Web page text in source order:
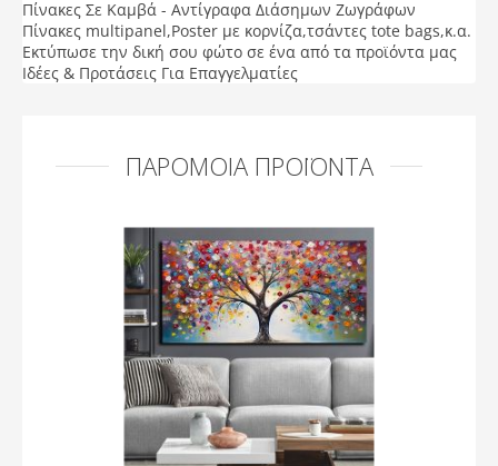
Πίνακες Σε Καμβά - Αντίγραφα Διάσημων Ζωγράφων
Πίνακες multipanel,Poster με κορνίζα,τσάντες tote bags,κ.α.
Εκτύπωσε την δική σου φώτο σε ένα από τα προϊόντα μας
Ιδέες & Προτάσεις Για Επαγγελματίες
ΠΑΡΌΜΟΙΑ ΠΡΟΪΌΝΤΑ